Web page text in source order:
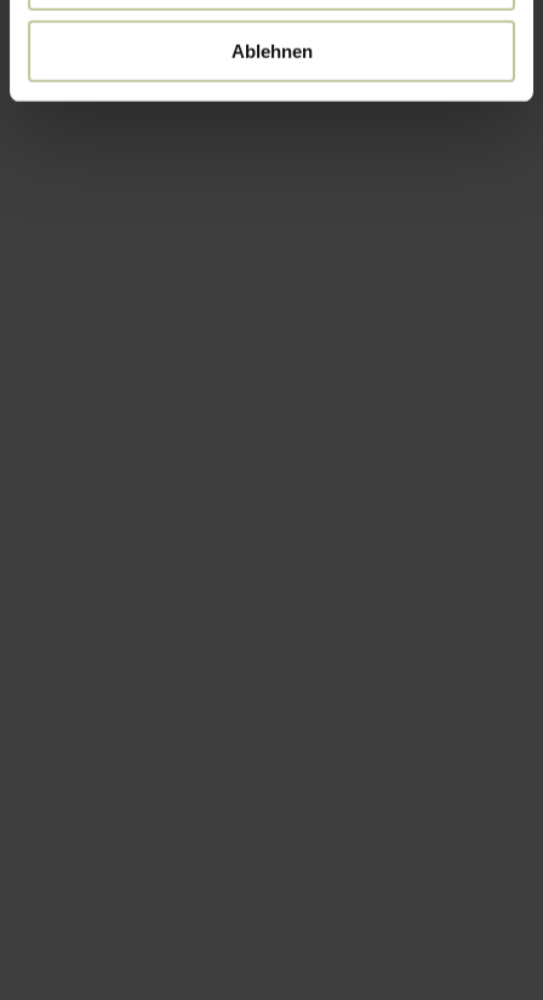
Ablehnen